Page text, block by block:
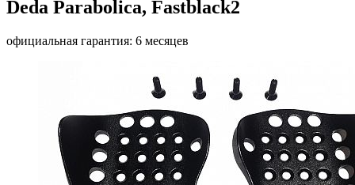
Deda Parabolica, Fastblack2
официальная гарантия: 6 месяцев